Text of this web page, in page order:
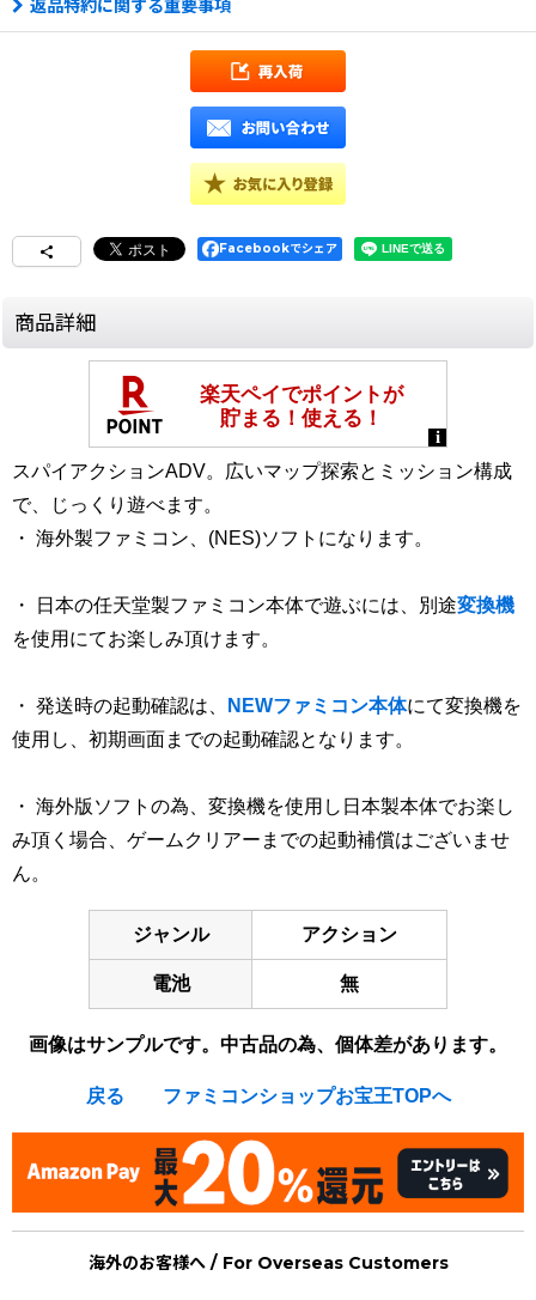
返品特約に関する重要事項
Facebookでシェア
商品詳細
スパイアクションADV。広いマップ探索とミッション構成
で、じっくり遊べます。
・ 海外製ファミコン、(NES)ソフトになります。
・ 日本の任天堂製ファミコン本体で遊ぶには、別途変換機
を使用にてお楽しみ頂けます。
・ 発送時の起動確認は、 NEWファミコン本体にて変換機を
使用し、初期画面までの起動確認となります。
・ 海外版ソフトの為、変換機を使用し日本製本体でお楽し
み頂く場合、ゲームクリアーまでの起動補償はございませ
ん。
ジャンル アクション
電池 無
画像はサンプルです。中古品の為、個体差があります。
戻る ファミコンショップお宝王TOPへ
海外のお客様へ / For Overseas Customers